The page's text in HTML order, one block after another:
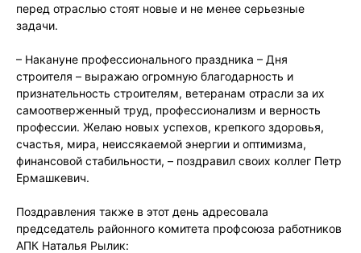
перед отраслью стоят новые и не менее серьезные
задачи.
– Накануне профессионального праздника – Дня
строителя – выражаю огромную благодарность и
признательность строителям, ветеранам отрасли за их
самоотверженный труд, профессионализм и верность
профессии. Желаю новых успехов, крепкого здоровья,
счастья, мира, неиссякаемой энергии и оптимизма,
финансовой стабильности, – поздравил своих коллег Петр
Ермашкевич.
Поздравления также в этот день адресовала
председатель районного комитета профсоюза работников
АПК Наталья Рылик: